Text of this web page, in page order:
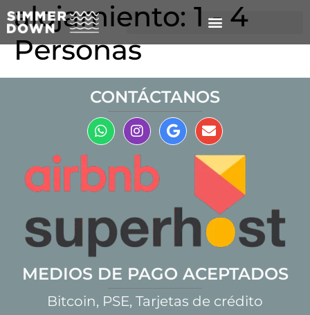
alojamiento: 1 - 4
Personas
CONTÁCTANOS
MEDIOS DE PAGO ACEPTADOS
Bitcoin, PSE, Tarjetas de crédito